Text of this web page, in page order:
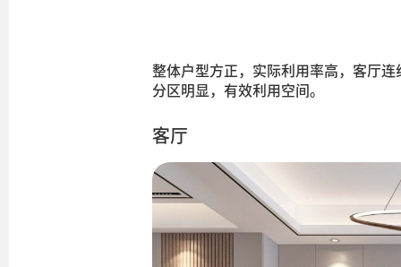
整体户型方正，实际利用率高，客厅
分区明显，有效利用空间。
客厅